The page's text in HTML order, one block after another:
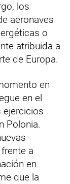
los
aeronaves
o
atribuida a
de Europa.
en
en el
ejercicios
Polonia.
a
en
que la